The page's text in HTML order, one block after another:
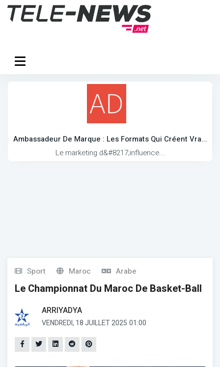
Ambassadeur De Marque : Les Formats Qui Créent Vra...
Le marketing d&#8217;influence...
Sport Maroc Arabe
Le Championnat Du Maroc De Basket-Ball
ARRIYADYA
VENDREDI, 18 JUILLET 2025 01:00